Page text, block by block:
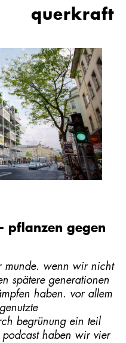
querkraft
pflanzen gegen
munde. wenn wir nicht
spätere generationen
haben. vor allem
begrünung ein teil
haben wir vier